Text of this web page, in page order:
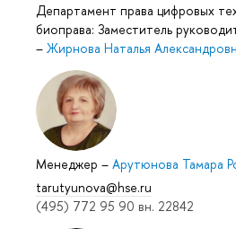
Департамент права цифровых
биоправа: Заместитель
– Жирнова Наталья
Менеджер – Арутюнова Тамара
tarutyunova@hse.ru
(495) 772 95 90 вн. 22842